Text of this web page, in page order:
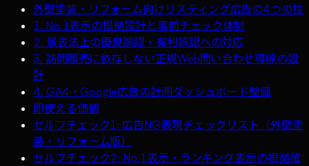
外壁塗装・リフォーム向けリスティング広告の4つの柱
1. No.1表示の根拠設計と事前チェック体制
2. 景表法上の優良誤認・有利誤認への対応
3. 訪問販売に依存しない正規Web問い合わせ導線の設
計
4. GA4・Google広告の計測ダッシュボード整備
即使える価値
セルフチェック1: 広告NG表現チェックリスト（外壁塗
装・リフォーム版）
セルフチェック2: No.1表示・ランキング表示の根拠確